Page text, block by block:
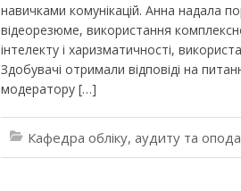
навичками комунікацій. Анна надала
відеорезюме, використання
інтелекту і харизматичності,
Здобувачі отримали відповіді на
модератору […]
Кафедра обліку, аудиту та